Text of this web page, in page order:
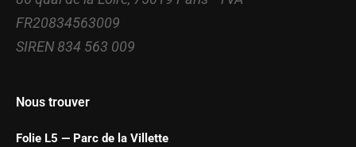
FR20834563009
SIREN 834 563 009
Nous trouver
Folie L5 — Parc de la Villette